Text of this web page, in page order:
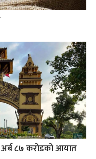
अर्ब ८७ करोडको आयात